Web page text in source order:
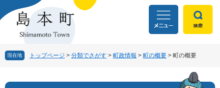
ー
ニ
現在地 トップページ > 分類でさがす > 町政情報 > 町の概要 > 町の概要